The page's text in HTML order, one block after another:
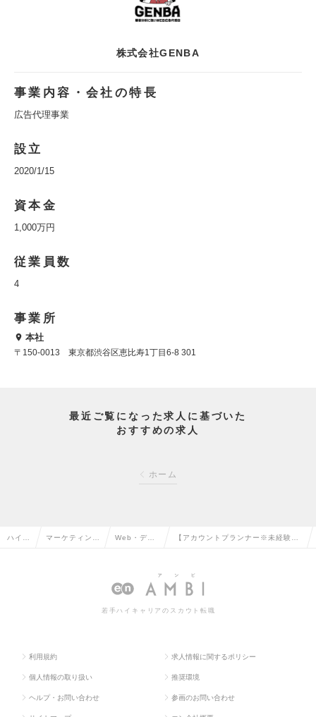
株式会社GENBA
事業内容・会社の特長
広告代理事業
設立
2020/1/15
資本金
1,000万円
従業員数
4
事業所
本社
〒150-0013 東京都渋谷区恵比寿1丁目6-8 301
最近ご覧になった求人に基づいた
おすすめの求人
ホーム
ハイク マーケティン Web・デジ
ティングの
【アカウントプランナー※未経験歓
流マーケターに/リモート可の求人情
若手ハイキャリアのスカウト転職
利用規約 求人情報に関するポリシー
個人情報の取り扱い 推奨環境
ヘルプ・お問い合わせ 参画のお問い合わせ